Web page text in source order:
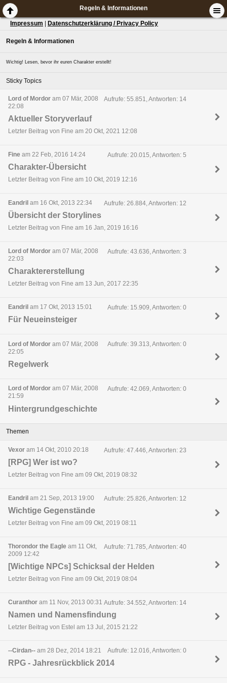
Regeln & Informationen
Impressum Datenschutzerklärung / Privacy Policy
Regeln & Informationen
Wichtig! Lesen, bevor ihr euren Charakter erstellt!
Sticky Topics
Lord of Mordor am 07 Mär, 2008
22:08
Aufrufe: 55.851, Antworten: 14
Aktueller Storyverlauf
Letzter Beitrag von Fine am 20 Okt, 2021 12:08
Fine am 22 Feb, 2016 14:24 Aufrufe: 20.015, Antworten: 5
Charakter-Übersicht
Letzter Beitrag von Fine am 10 Okt, 2019 12:16
Eandril am 16 Okt, 2013 22:34 Aufrufe: 26.884, Antworten: 12
Übersicht der Storylines
Letzter Beitrag von Fine am 16 Jan, 2019 16:16
Lord of Mordor am 07 Mär, 2008
22:03
Aufrufe: 43.636, Antworten: 3
Charaktererstellung
Letzter Beitrag von Fine am 13 Jun, 2017 22:35
Eandril am 17 Okt, 2013 15:01 Aufrufe: 15.909, Antworten: 0
Für Neueinsteiger
Lord of Mordor am 07 Mär, 2008
22:05
Aufrufe: 39.313, Antworten: 0
Regelwerk
Lord of Mordor am 07 Mär, 2008
21:59
Aufrufe: 42.069, Antworten: 0
Hintergrundgeschichte
Themen
Vexor am 14 Okt, 2010 20:18 Aufrufe: 47.446, Antworten: 23
[RPG] Wer ist wo?
Letzter Beitrag von Fine am 09 Okt, 2019 08:32
Eandril am 21 Sep, 2013 19:00 Aufrufe: 25.826, Antworten: 12
Wichtige Gegenstände
Letzter Beitrag von Fine am 09 Okt, 2019 08:11
Thorondor the Eagle am 11 Okt,
2009 12:42
Aufrufe: 71.785, Antworten: 40
[Wichtige NPCs] Schicksal der Helden
Letzter Beitrag von Fine am 09 Okt, 2019 08:04
Curanthor am 11 Nov, 2013 00:31 Aufrufe: 34.552, Antworten: 14
Namen und Namensfindung
Letzter Beitrag von Estel am 13 Jul, 2015 21:22
--Cirdan-- am 28 Dez, 2014 18:21 Aufrufe: 12.016, Antworten: 0
RPG - Jahresrückblick 2014